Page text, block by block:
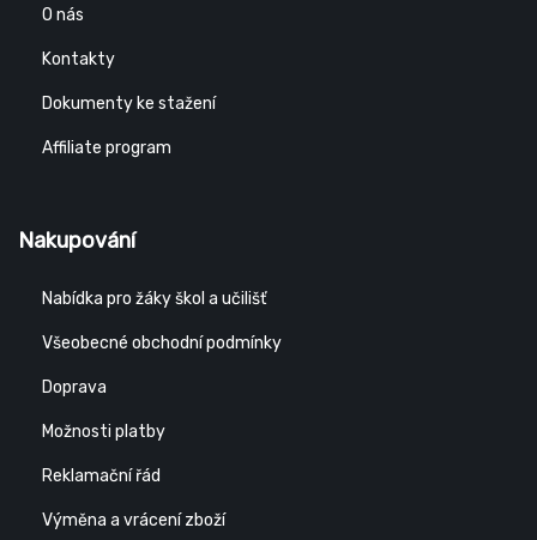
O nás
Kontakty
Dokumenty ke stažení
Affiliate program
Nakupování
Nabídka pro žáky škol a učilišť
Všeobecné obchodní podmínky
Doprava
Možnosti platby
Reklamační řád
Výměna a vrácení zboží